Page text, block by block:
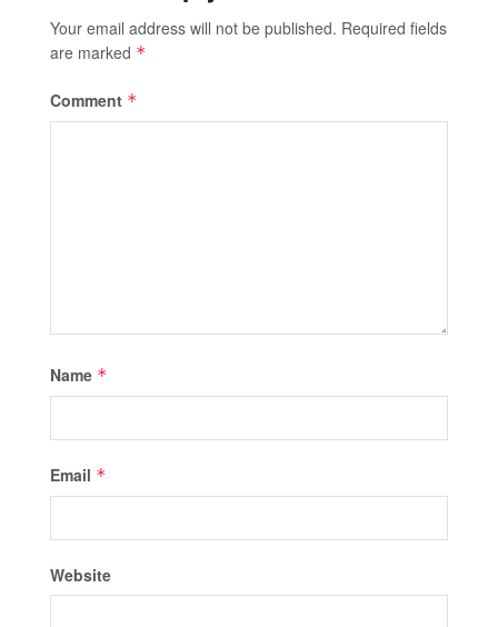
Your email address will not be published. Required fields
are marked *
Comment *
Name *
Email *
Website